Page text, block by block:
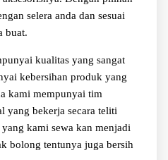
selera anda dan sesuai
buat.
kualitas yang sangat
kebersihan produk yang
kami mempunyai tim
yang bekerja secara teliti
kami sewa kan menjadi
bolong tentunya juga bersih